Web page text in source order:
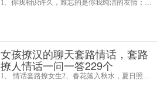
女孩撩汉的聊天套路情话，套路
撩人情话一问一答229个